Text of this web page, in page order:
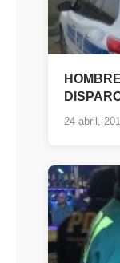
24 abril,